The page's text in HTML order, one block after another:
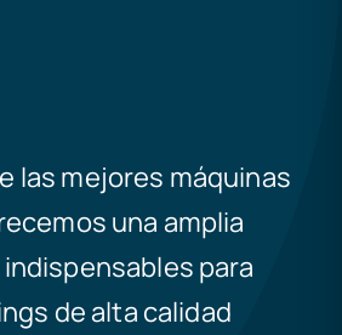
las mejores máquinas
una amplia
para
de alta calidad